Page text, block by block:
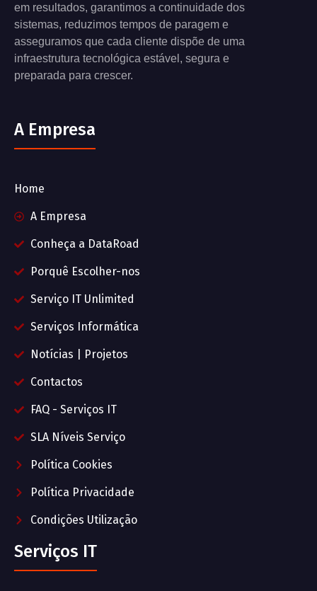
em resultados, garantimos a continuidade dos
sistemas, reduzimos tempos de paragem e
asseguramos que cada cliente dispõe de uma
infraestrutura tecnológica estável, segura e
preparada para crescer.
A Empresa
Home
A Empresa
Conheça a DataRoad
Porquê Escolher-nos
Serviço IT Unlimited
Serviços Informática
Notícias | Projetos
Contactos
FAQ - Serviços IT
SLA Níveis Serviço
Política Cookies
Política Privacidade
Condições Utilização
Serviços IT